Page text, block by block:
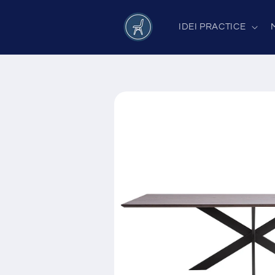
IDEI PRACTICE